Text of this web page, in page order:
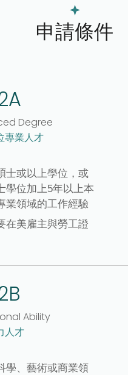
申請條件
Degree
專業人才
士或以上學位，或
學位加上5年以上本
業領域的工作經驗
在美雇主與勞工證
Ability
人才
學、藝術或商業領